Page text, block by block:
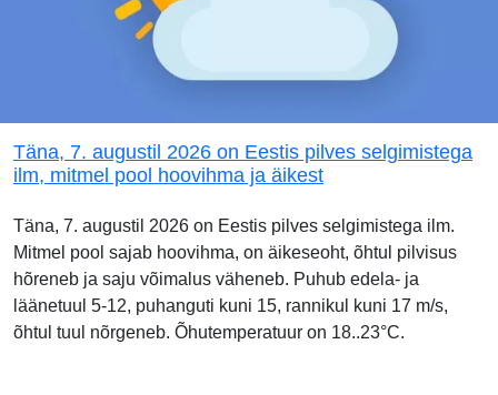
Täna, 7. augustil 2026 on Eestis pilves selgimistega
ilm, mitmel pool hoovihma ja äikest
Täna, 7. augustil 2026 on Eestis pilves selgimistega ilm.
Mitmel pool sajab hoovihma, on äikeseoht, õhtul pilvisus
hõreneb ja saju võimalus väheneb. Puhub edela- ja
läänetuul 5-12, puhanguti kuni 15, rannikul kuni 17 m/s,
õhtul tuul nõrgeneb. Õhutemperatuur on 18..23°C.